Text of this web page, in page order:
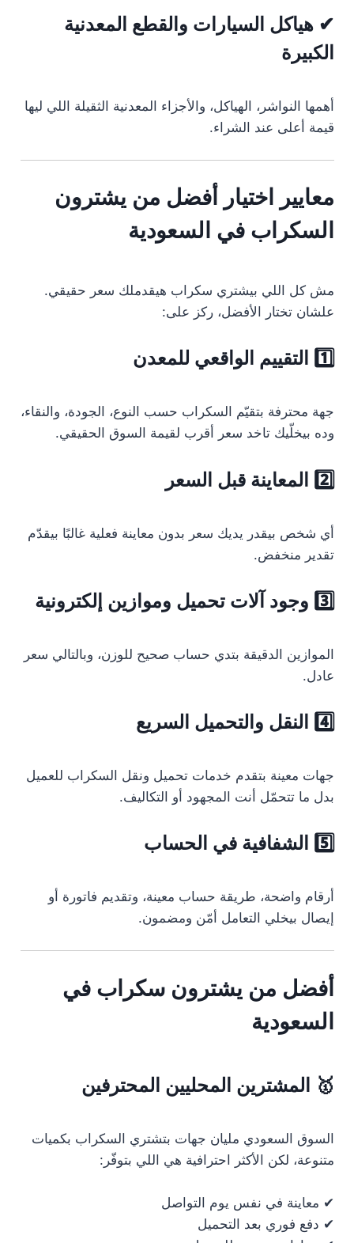
✔ هياكل السيارات والقطع المعدنية
الكبيرة
أهمها النواشر، الهياكل، والأجزاء المعدنية الثقيلة اللي ليها
قيمة أعلى عند الشراء.
معايير اختيار أفضل من يشترون
السكراب في السعودية
مش كل اللي بيشتري سكراب هيقدملك سعر حقيقي.
علشان تختار الأفضل، ركز على:
1️⃣ التقييم الواقعي للمعدن
جهة محترفة بتقيّم السكراب حسب النوع، الجودة، والنقاء،
وده بيخلّيك تاخد سعر أقرب لقيمة السوق الحقيقي.
2️⃣ المعاينة قبل السعر
أي شخص بيقدر يديك سعر بدون معاينة فعلية غالبًا بيقدّم
تقدير منخفض.
3️⃣ وجود آلات تحميل وموازين إلكترونية
الموازين الدقيقة بتدي حساب صحيح للوزن، وبالتالي سعر
عادل.
4️⃣ النقل والتحميل السريع
جهات معينة بتقدم خدمات تحميل ونقل السكراب للعميل
بدل ما تتحمّل أنت المجهود أو التكاليف.
5️⃣ الشفافية في الحساب
أرقام واضحة، طريقة حساب معينة، وتقديم فاتورة أو
إيصال بيخلي التعامل أمّن ومضمون.
أفضل من يشترون سكراب في
السعودية
🥇 المشترين المحليين المحترفين
السوق السعودي مليان جهات بتشتري السكراب بكميات
متنوعة، لكن الأكثر احترافية هي اللي بتوفّر:
✔ معاينة في نفس يوم التواصل
✔ دفع فوري بعد التحميل